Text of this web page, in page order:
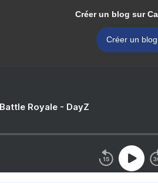
Créer un blog sur
Créer un blog
Royale - DayZ